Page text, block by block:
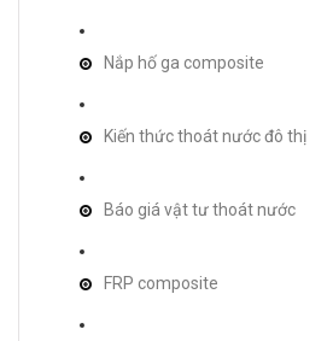
Nắp hố ga composite
Kiến thức thoát nước đô thị
Báo giá vật tư thoát nước
FRP composite